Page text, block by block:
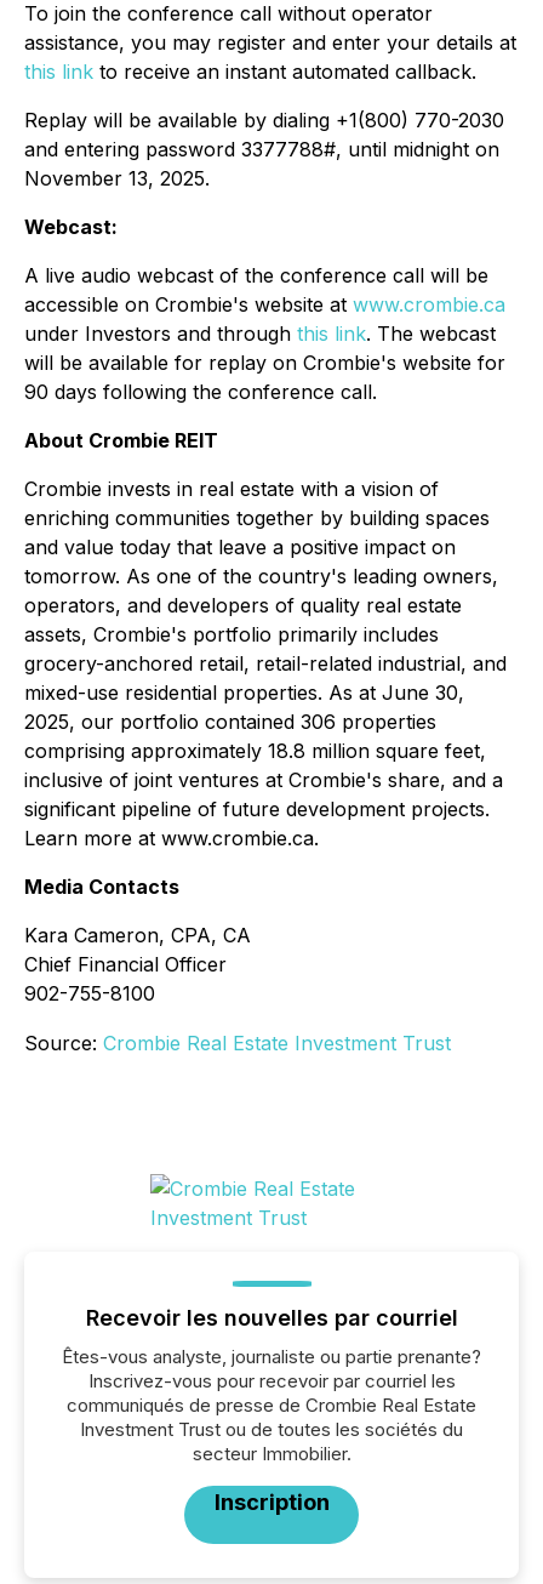
To join the conference call without operator
assistance, you may register and enter your details at
this link to receive an instant automated callback.
Replay will be available by dialing +1(800) 770-2030
and entering password 3377788#, until midnight on
November 13, 2025.
Webcast:
A live audio webcast of the conference call will be
accessible on Crombie's website at www.crombie.ca
under Investors and through this link. The webcast
will be available for replay on Crombie's website for
90 days following the conference call.
About Crombie REIT
Crombie invests in real estate with a vision of
enriching communities together by building spaces
and value today that leave a positive impact on
tomorrow. As one of the country's leading owners,
operators, and developers of quality real estate
assets, Crombie's portfolio primarily includes
grocery-anchored retail, retail-related industrial, and
mixed-use residential properties. As at June 30,
2025, our portfolio contained 306 properties
comprising approximately 18.8 million square feet,
inclusive of joint ventures at Crombie's share, and a
significant pipeline of future development projects.
Learn more at www.crombie.ca.
Media Contacts
Kara Cameron, CPA, CA
Chief Financial Officer
902-755-8100
Source: Crombie Real Estate Investment Trust
Recevoir les nouvelles par courriel
Êtes-vous analyste, journaliste ou partie prenante?
Inscrivez-vous pour recevoir par courriel les
communiqués de presse de Crombie Real Estate
Investment Trust ou de toutes les sociétés du
secteur Immobilier.
Inscription